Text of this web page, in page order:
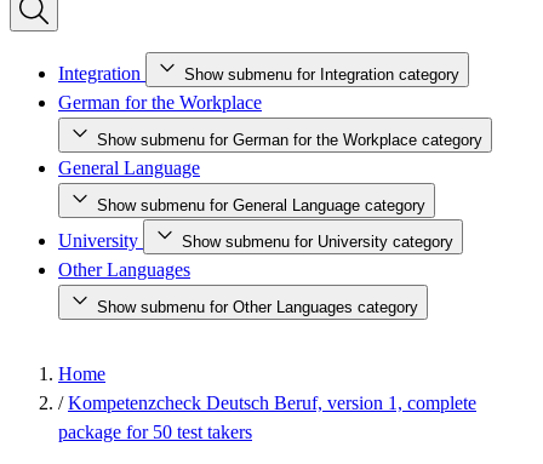
Integration Show submenu for Integration category
German for the Workplace
Show submenu for German for the Workplace category
General Language
Show submenu for General Language category
University Show submenu for University category
Other Languages
Show submenu for Other Languages category
Home
/ Kompetenzcheck Deutsch Beruf, version 1, complete
package for 50 test takers